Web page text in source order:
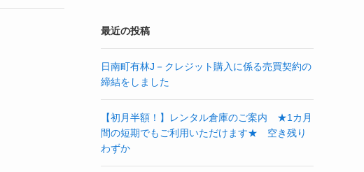
最近の投稿
日南町有林J－クレジット購入に係る売買契約の
締結をしました
【初月半額！】レンタル倉庫のご案内 ★1カ月
間の短期でもご利用いただけます★ 空き残り
わずか